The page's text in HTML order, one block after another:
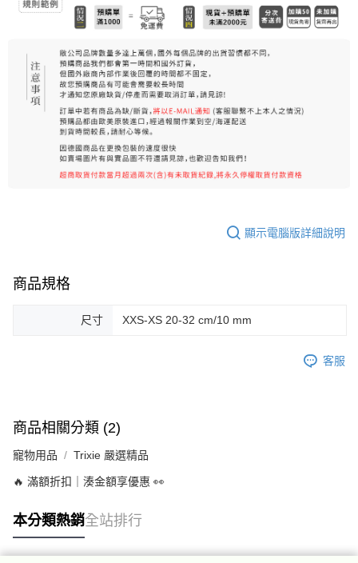
付款後門市自取
顯示電腦版詳細說明
商品規格
尺寸 XXS-XS 20-32 cm/10 mm
客服
商品相關分類 (2)
寵物用品 Trixie 嚴選精品
🔥 滿額折扣｜湊金額享優惠 👀
本分類熱銷全站排行